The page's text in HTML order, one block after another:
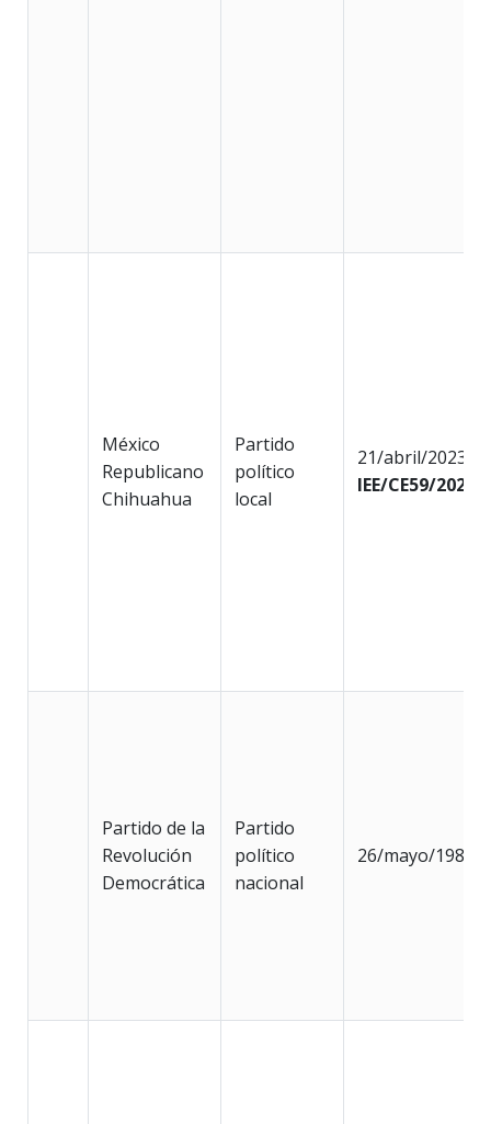
México
Republicano
Chihuahua
Partido
político
local
21/abril/2023
IEE/CE59/2023
Partido de la
Revolución
Democrática
Partido
político
nacional
26/mayo/1989